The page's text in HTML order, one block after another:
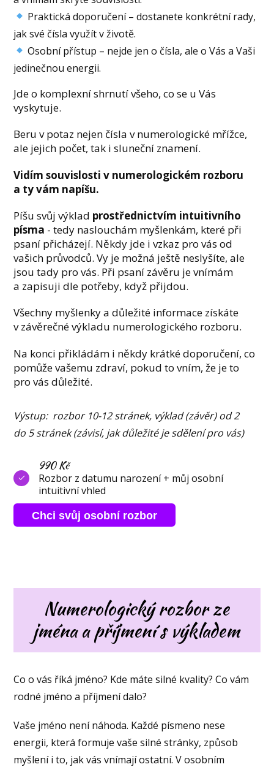
Praktická doporučení – dostanete konkrétní rady,
jak své čísla využít v životě.
Osobní přístup – nejde jen o čísla, ale o Vás a Vaši
jedinečnou energii.
Jde o komplexní shrnutí všeho, co se u Vás
vyskytuje.
Beru v potaz nejen čísla v numerologické mřížce,
ale jejich počet, tak i sluneční znamení.
Vidím souvislosti v numerologickém rozboru
a ty vám napíšu.
Píšu svůj výklad prostřednictvím intuitivního
písma - tedy naslouchám myšlenkám, které při
psaní přicházejí. Někdy jde i vzkaz pro vás od
vašich průvodců. Vy je možná ještě neslyšíte, ale
jsou tady pro vás. Při psaní závěru je vnímám
a zapisuji dle potřeby, když přijdou.
Všechny myšlenky a důležité informace získáte
v závěrečné výkladu numerologického rozboru.
Na konci přikládám i někdy krátké doporučení, co
pomůže vašemu zdraví, pokud to vním, že je to
pro vás důležité.
Výstup: rozbor 10-12 stránek, výklad (závěr) od 2
do 5 stránek (závisí, jak důležité je sdělení pro vás)
990 Kč
Rozbor z datumu narození + můj osobní
intuitivní vhled
Chci svůj osobní rozbor
Numerologický rozbor ze
jména a příjmení s výkladem
Co o vás říká jméno? Kde máte silné kvality? Co vám
rodné jméno a příjmení dalo?
Vaše jméno není náhoda. Každé písmeno nese
energii, která formuje vaše silné stránky, způsob
myšlení i to, jak vás vnímají ostatní. V osobním